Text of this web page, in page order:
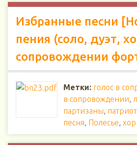
Избранные песни
пения (соло, дуэт,
сопровождении
Метки: голос в
в сопровождении,
партизаны,
песня, Полесье,